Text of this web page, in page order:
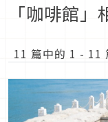
「咖啡館
11 篇中的 1 - 11